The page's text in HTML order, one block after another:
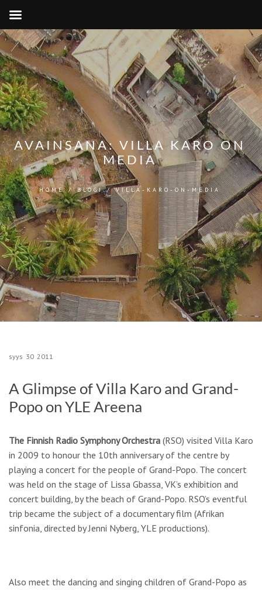
AVAINSANA: VILLA KARO ON
MEDIA
HOME/BLOGI/VILLA-KARO-ON-MEDIA
syys 30 2011
A Glimpse of Villa Karo and Grand-
Popo on YLE Areena
The Finnish Radio Symphony Orchestra (RSO) visited Villa Karo
in 2009 to honour the 10th anniversary of the centre by
playing a concert for the people of Grand-Popo. The concert
was held on the stage of Lissa Gbassa, VK’s exhibition and
concert building, by the beach of Grand-Popo. RSO’s eventful
trip became the subject of a documentary film (Afrikan
sinfonia, directed by Jenni Nyberg, YLE productions).
Also meet the dancing and singing children of Grand-Popo as